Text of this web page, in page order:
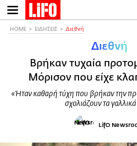
Παράκαμψη
προς
HOME ΕΙΔΗΣΕΙΣ Διεθνή
Διεθνή
Βρήκαν τυχαία
Μόρισον που είχε
«Ήταν καθαρή τύχη που βρήκαν την
σχολιάζουν τα
LifO